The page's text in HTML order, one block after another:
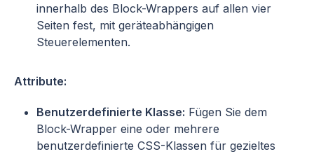
innerhalb des Block-Wrappers auf allen vier
Seiten fest, mit geräteabhängigen
Steuerelementen.
Attribute:
Benutzerdefinierte Klasse: Fügen Sie dem
Block-Wrapper eine oder mehrere
benutzerdefinierte CSS-Klassen für gezieltes